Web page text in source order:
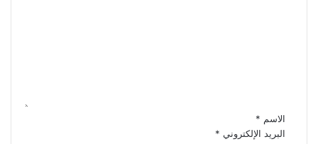
الاسم *
البريد الإلكتروني *